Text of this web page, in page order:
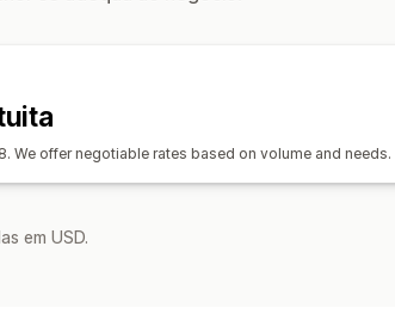
We offer negotiable rates based on volume and needs.
em USD.